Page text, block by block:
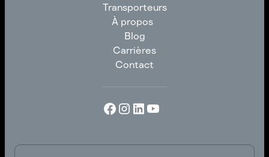
Clients
Transporteurs
Transporteurs
À propos
À propos
Blog
Blog
Carrières
Carrières
Contact